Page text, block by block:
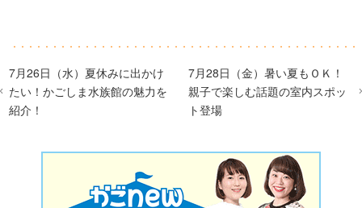
7月26日（水）夏休みに出かけ
たい！かごしま水族館の魅力を
紹介！
7月28日（金）暑い夏もＯＫ！
親子で楽しむ話題の室内スポッ
ト登場